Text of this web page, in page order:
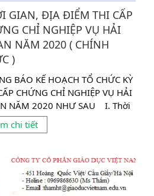
GIAN, ĐỊA ĐIỂM THI CẤP
CHỈ NGHIỆP VỤ HẢI
NĂM 2020 ( CHÍNH
)
BÁO KẾ HOẠCH TỔ CHỨC KỲ
CHỨNG CHỈ NGHIỆP VỤ HẢI
NĂM 2020 NHƯ SAU I. Thời
điểm tổ chức thi cấp
chi tiết